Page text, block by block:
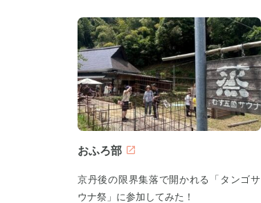
おふろ部
京丹後の限界集落で開かれる「タンゴサ
ウナ祭」に参加してみた！